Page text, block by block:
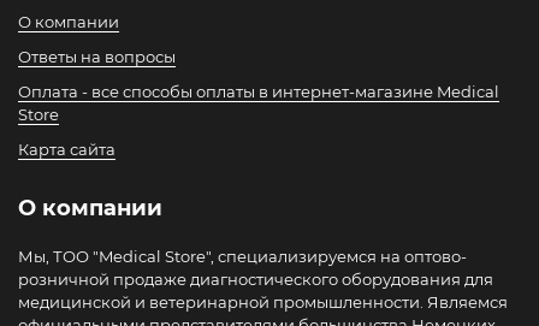
О компании
Ответы на вопросы
Оплата - все способы оплаты в интернет-магазине Medical
Store
Карта сайта
О компании
Мы, ТОО "Medical Store", специализируемся на оптово-
розничной продаже диагностического оборудования для
медицинской и ветеринарной промышленности. Являемся